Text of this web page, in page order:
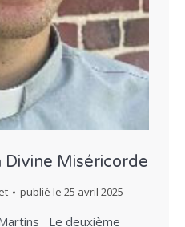
Divine Miséricorde
publié le 25 avril 2025
Le deuxième